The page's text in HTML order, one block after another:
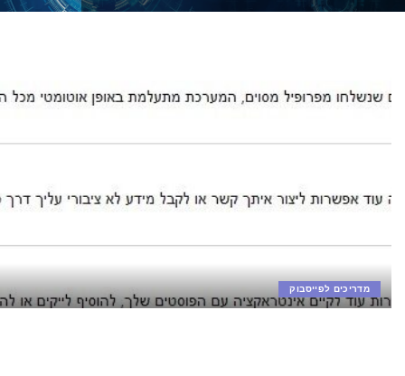
מדריכים לפייסבוק